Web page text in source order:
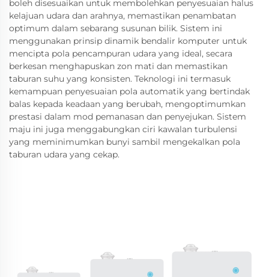
boleh disesuaikan untuk membolehkan penyesuaian halus
kelajuan udara dan arahnya, memastikan penambatan
optimum dalam sebarang susunan bilik. Sistem ini
menggunakan prinsip dinamik bendalir komputer untuk
mencipta pola pencampuran udara yang ideal, secara
berkesan menghapuskan zon mati dan memastikan
taburan suhu yang konsisten. Teknologi ini termasuk
kemampuan penyesuaian pola automatik yang bertindak
balas kepada keadaan yang berubah, mengoptimumkan
prestasi dalam mod pemanasan dan penyejukan. Sistem
maju ini juga menggabungkan ciri kawalan turbulensi
yang meminimumkan bunyi sambil mengekalkan pola
taburan udara yang cekap.